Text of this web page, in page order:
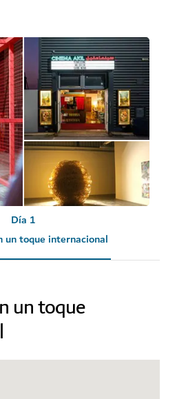
Día 1
un toque internacional
un toque